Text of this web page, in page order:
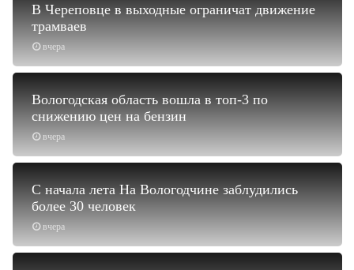
вчера
В Череповце в выходные ограничат движение
трамваев
вчера
Вологодская область вошла в топ-3 по
снижению цен на бензин
вчера
С начала лета На Вологодчине заблудились
более 30 человек